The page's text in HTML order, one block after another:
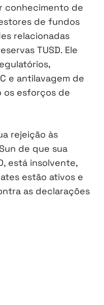
conhecimento de
de fundos
relacionadas
TUSD. Ele
e antilavagem de
os esforços de
rejeição às
de que sua
está insolvente,
estão ativos e
as declarações